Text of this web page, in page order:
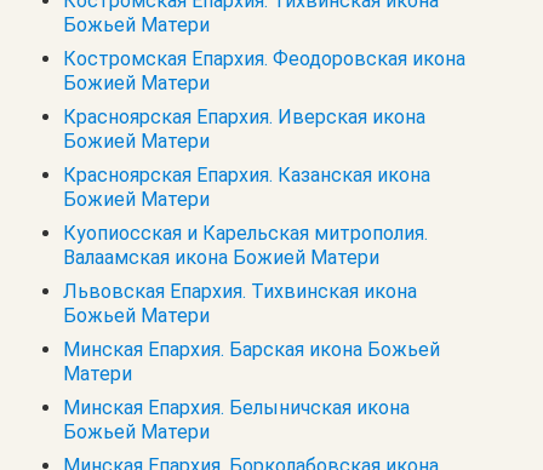
Божьей Матери
Костромская Епархия. Феодоровская икона
Божией Матери
Красноярская Епархия. Иверская икона
Божией Матери
Красноярская Епархия. Казанская икона
Божией Матери
Куопиосская и Карельская митрополия.
Валаамская икона Божией Матери
Львовская Епархия. Тихвинская икона
Божьей Матери
Минская Епархия. Барская икона Божьей
Матери
Минская Епархия. Белыничская икона
Божьей Матери